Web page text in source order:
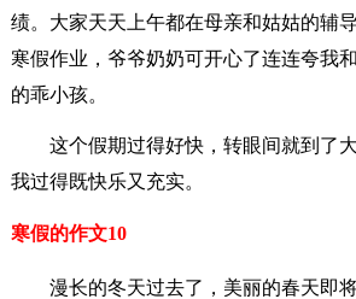
绩。大家天天上午都在母亲和姑姑的辅
寒假作业，爷爷奶奶可开心了连连夸我
的乖小孩。
这个假期过得好快，转眼间就到了
我过得既快乐又充实。
寒假的作文10
漫长的冬天过去了，美丽的春天即